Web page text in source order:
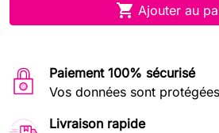
 Ajouter au
Paiement 100% sécurisé
Vos données sont
Livraison rapide